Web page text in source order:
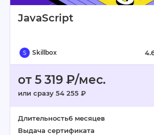
JavaScript
Skillbox
от 5 319 ₽/мес.
или сразу 54 255 ₽
Длительность6 месяцев
Выдача сертификата